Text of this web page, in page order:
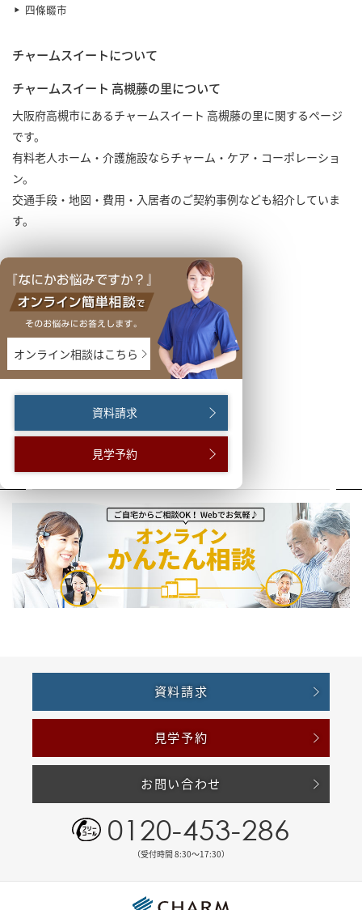
四條畷市
チャームスイートについて
チャームスイート 高槻藤の里について
大阪府高槻市にあるチャームスイート 高槻藤の里に関するページ
です。
有料老人ホーム・介護施設ならチャーム・ケア・コーポレーショ
ン。
交通手段・地図・費用・入居者のご契約事例なども紹介していま
す。
オンライン相談はこちら
資料請求
見学予約
資料請求
見学予約
お問い合わせ
0120-453-286
（受付時間 8:30〜17:30）